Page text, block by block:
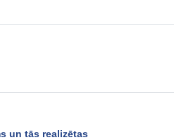
un tās realizētas